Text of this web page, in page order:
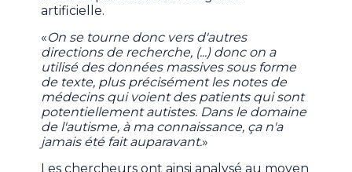
artificielle.
«On se tourne donc vers d'autres
directions de recherche, (...) donc on a
utilisé des données massives sous forme
de texte, plus précisément les notes de
médecins qui voient des patients qui sont
potentiellement autistes. Dans le domaine
de l'autisme, à ma connaissance, ça n'a
jamais été fait auparavant.»
Les chercheurs ont ainsi analysé au moyen